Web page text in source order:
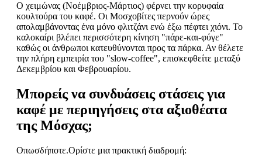
Ο χειμώνας (Νοέμβριος-Μάρτιος) φέρνει την κορυφαία
κουλτούρα του καφέ. Οι Μοσχοβίτες περνούν ώρες
απολαμβάνοντας ένα μόνο φλιτζάνι ενώ έξω πέφτει χιόνι. Το
καλοκαίρι βλέπει περισσότερη κίνηση "πάρε-και-φύγε"
καθώς οι άνθρωποι κατευθύνονται προς τα πάρκα. Αν θέλετε
την πλήρη εμπειρία του "slow-coffee", επισκεφθείτε μεταξύ
Δεκεμβρίου και Φεβρουαρίου.
Μπορείς να συνδυάσεις στάσεις για
καφέ με περιηγήσεις στα αξιοθέατα
της Μόσχας;
Οπωσδήποτε.Ορίστε μια πρακτική διαδρομή: